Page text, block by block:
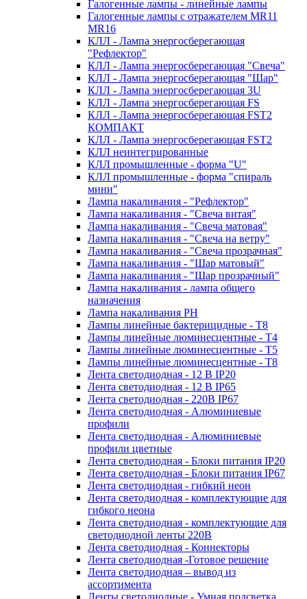
Галогенные лампы - линейные лампы
Галогенные лампы с отражателем MR11
MR16
КЛЛ - Лампа энергосберегающая
"Рефлектор"
КЛЛ - Лампа энергосберегающая "Свеча"
КЛЛ - Лампа энергосберегающая "Шар"
КЛЛ - Лампа энергосберегающая 3U
КЛЛ - Лампа энергосберегающая FS
КЛЛ - Лампа энергосберегающая FST2
КОМПАКТ
КЛЛ - Лампа энергосберегающая FSТ2
КЛЛ неинтегрированные
КЛЛ промышленные - форма "U"
КЛЛ промышленные - форма "спираль
мини"
Лампа накаливания - "Рефлектор"
Лампа накаливания - "Свеча витая"
Лампа накаливания - "Свеча матовая"
Лампа накаливания - "Свеча на ветру"
Лампа накаливания - "Свеча прозрачная"
Лампа накаливания - "Шар матовый"
Лампа накаливания - "Шар прозрачный"
Лампа накаливания - лампа общего
назначения
Лампа накаливания РН
Лампы линейные бактерицидные - Т8
Лампы линейные люминесцентные - Т4
Лампы линейные люминесцентные - Т5
Лампы линейные люминесцентные - Т8
Лента светодиодная - 12 В IP20
Лента светодиодная - 12 В IP65
Лента светодиодная - 220В IP67
Лента светодиодная - Алюминиевые
профили
Лента светодиодная - Алюминиевые
профили цветные
Лента светодиодная - Блоки питания IP20
Лента светодиодная - Блоки питания IP67
Лента светодиодная - гибкий неон
Лента светодиодная - комплектующие для
гибкого неона
Лента светодиодная - комплектующие для
светодиодной ленты 220В
Лента светодиодная - Коннекторы
Лента светодиодная -Готовое решение
Лента светодиодная – вывод из
ассортимента
Ленты светодиодные - Умная подсветка